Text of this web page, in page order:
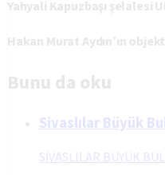
Yahyali Kapuzbaşı şelalesi
Hakan Murat Aydın’ın
Bunu da oku
Sivaslılar Büyük
SİVASLILAR BÜYÜK